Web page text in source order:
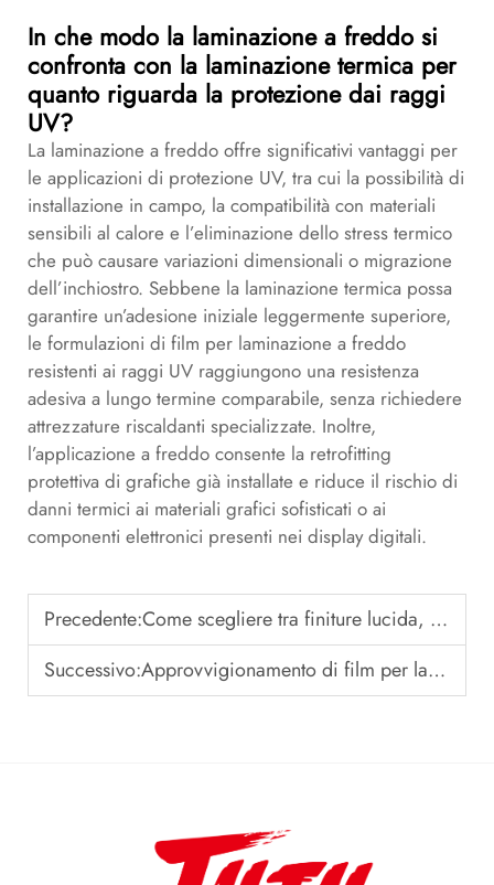
In che modo la laminazione a freddo si
confronta con la laminazione termica per
quanto riguarda la protezione dai raggi
UV?
La laminazione a freddo offre significativi vantaggi per
le applicazioni di protezione UV, tra cui la possibilità di
installazione in campo, la compatibilità con materiali
sensibili al calore e l’eliminazione dello stress termico
che può causare variazioni dimensionali o migrazione
dell’inchiostro. Sebbene la laminazione termica possa
garantire un’adesione iniziale leggermente superiore,
le formulazioni di film per laminazione a freddo
resistenti ai raggi UV raggiungono una resistenza
adesiva a lungo termine comparabile, senza richiedere
attrezzature riscaldanti specializzate. Inoltre,
l’applicazione a freddo consente la retrofitting
protettiva di grafiche già installate e riduce il rischio di
danni termici ai materiali grafici sofisticati o ai
componenti elettronici presenti nei display digitali.
Precedente:Come scegliere tra finiture lucida, opaca e satinata per la pellicola di laminazione a freddo
Successivo:Approvvigionamento di film per laminazione a freddo in grandi quantità: consigli per garantire un'applicazione priva di bolle